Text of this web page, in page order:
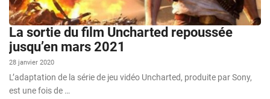
La sortie du film Uncharted repoussée
jusqu’en mars 2021
28 janvier 2020
L’adaptation de la série de jeu vidéo Uncharted, produite par Sony,
est une fois de …